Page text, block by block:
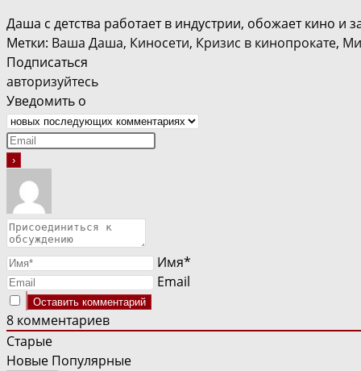
Даша с детства работает в индустрии, обожает кино и
Метки: Ваша Даша, Киносети, Кризис в кинопрокате,
Подписаться
авторизуйтесь
Уведомить о
Имя*
Email
8 комментариев
Старые
Новые Популярные